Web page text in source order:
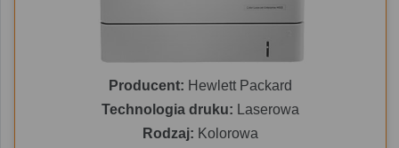
Producent: Hewlett Packard
Technologia druku: Laserowa
Rodzaj: Kolorowa